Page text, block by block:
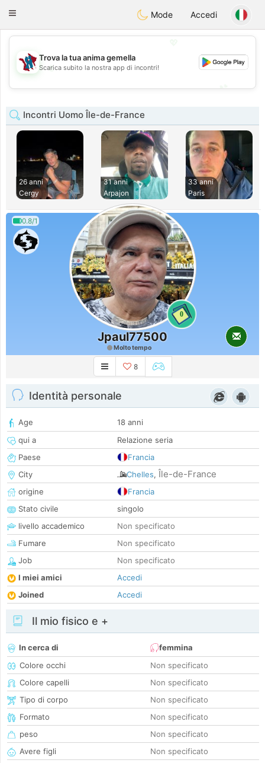
Taimerais
Toggle
Mode Accedi
💖
💕
Trova la tua anima gemella
Scarica subito la nostra app di incontri!
Incontri Uomo Île-de-France
26 anni
Cergy
31 anni
Arpajon
33 anni
Paris
0.8/1
0
Jpaul77500
Molto tempo
8
Identità personale
Age
18 anni
qui a
Relazione seria
Paese
Francia
City
Chelles, Île-de-France
origine
Francia
Stato civile
singolo
livello accademico
Non specificato
Fumare
Non specificato
Job
Non specificato
I miei amici
Accedi
Joined
Accedi
Il mio fisico e +
In cerca di
femmina
Colore occhi
Non specificato
Colore capelli
Non specificato
Tipo di corpo
Non specificato
Formato
Non specificato
peso
Non specificato
Avere figli
Non specificato